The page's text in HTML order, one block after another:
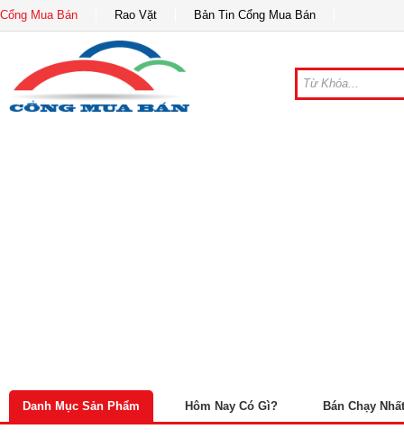
Cổng Mua Bán Rao Vặt Bản Tin Cổng Mua Bán
Danh Mục Sản Phẩm Hôm Nay Có Gì? Bán Chạy Nhất